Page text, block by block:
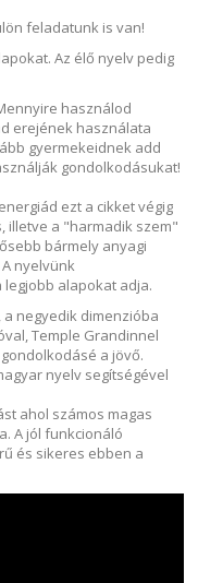
feladatunk is van!
Az élő nyelv pedig
használod
erejének használata
gyermekeidnek add
gondolkodásukat!
ezt a cikket végig
illetve a "harmadik szem"
bármely anyagi
nyelvünk
alapokat adja.
negyedik dimenzióba
Temple Grandinnel
a jövő.
nyelv segítségével
ahol számos magas
A jól funkcionáló
és sikeres ebben a